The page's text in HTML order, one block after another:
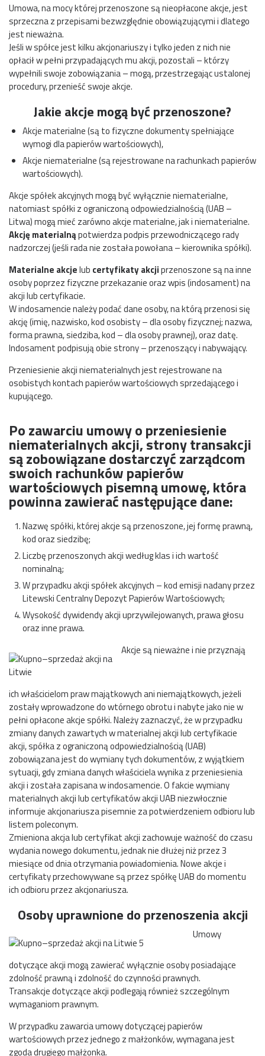
Umowa, na mocy której przenoszone są nieopłacone akcje, jest
sprzeczna z przepisami bezwzględnie obowiązującymi i dlatego
jest nieważna.
Jeśli w spółce jest kilku akcjonariuszy i tylko jeden z nich nie
opłacił w pełni przypadających mu akcji, pozostali – którzy
wypełnili swoje zobowiązania – mogą, przestrzegając ustalonej
procedury, przenieść swoje akcje.
Jakie akcje mogą być przenoszone?
Akcje materialne (są to fizyczne dokumenty spełniające
wymogi dla papierów wartościowych),
Akcje niematerialne (są rejestrowane na rachunkach papierów
wartościowych).
Akcje spółek akcyjnych mogą być wyłącznie niematerialne,
natomiast spółki z ograniczoną odpowiedzialnością (UAB –
Litwa) mogą mieć zarówno akcje materialne, jak i niematerialne.
Akcję materialnąpotwierdza podpis przewodniczącego rady
nadzorczej (jeśli rada nie została powołana – kierownika spółki).
Materialne akcjelub certyfikaty akcjiprzenoszone są na inne
osoby poprzez fizyczne przekazanie oraz wpis (indosament) na
akcji lub certyfikacie.
W indosamencie należy podać dane osoby, na którą przenosi się
akcję (imię, nazwisko, kod osobisty – dla osoby fizycznej; nazwa,
forma prawna, siedziba, kod – dla osoby prawnej), oraz datę.
Indosament podpisują obie strony – przenoszący i nabywający.
Przeniesienie akcji niematerialnych jest rejestrowane na
osobistych kontach papierów wartościowych sprzedającego i
kupującego.
Po zawarciu umowy o przeniesienie
niematerialnych akcji, strony transakcji
są zobowiązane dostarczyć zarządcom
swoich rachunków papierów
wartościowych pisemną umowę, która
powinna zawierać następujące dane:
Nazwę spółki, której akcje są przenoszone, jej formę prawną,
kod oraz siedzibę;
Liczbę przenoszonych akcji według klas i ich wartość
nominalną;
W przypadku akcji spółek akcyjnych – kod emisji nadany przez
Litewski Centralny Depozyt Papierów Wartościowych;
Wysokość dywidendy akcji uprzywilejowanych, prawa głosu
oraz inne prawa.
Akcje są nieważne i nie przyznają
ich właścicielom praw majątkowych ani niemajątkowych, jeżeli
zostały wprowadzone do wtórnego obrotu i nabyte jako nie w
pełni opłacone akcje spółki. Należy zaznaczyć, że w przypadku
zmiany danych zawartych w materialnej akcji lub certyfikacie
akcji, spółka z ograniczoną odpowiedzialnością (UAB)
zobowiązana jest do wymiany tych dokumentów, z wyjątkiem
sytuacji, gdy zmiana danych właściciela wynika z przeniesienia
akcji i została zapisana w indosamencie. O fakcie wymiany
materialnych akcji lub certyfikatów akcji UAB niezwłocznie
informuje akcjonariusza pisemnie za potwierdzeniem odbioru lub
listem poleconym.
Zmieniona akcja lub certyfikat akcji zachowuje ważność do czasu
wydania nowego dokumentu, jednak nie dłużej niż przez 3
miesiące od dnia otrzymania powiadomienia. Nowe akcje i
certyfikaty przechowywane są przez spółkę UAB do momentu
ich odbioru przez akcjonariusza.
Osoby uprawnione do przenoszenia akcji
Umowy
dotyczące akcji mogą zawierać wyłącznie osoby posiadające
zdolność prawną i zdolność do czynności prawnych.
Transakcje dotyczące akcji podlegają również szczególnym
wymaganiom prawnym.
W przypadku zawarcia umowy dotyczącej papierów
wartościowych przez jednego z małżonków, wymagana jest
zgoda drugiego małżonka.